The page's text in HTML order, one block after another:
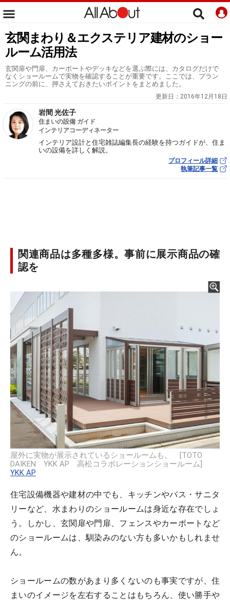
玄関まわり＆エクステリア建材のショー
ルーム活用法
玄関扉や門扉、カーポートやデッキなどを選ぶ際には、カタログだけで
なくショールームで実物を確認することが重要です。ここでは、プラン
ニングの前に、押さえておきたいポイントをまとめました。
更新日： 2016年12月18日
岩間 光佐子
住まいの設備 ガイド
インテリアコーディネーター
インテリア設計と住宅雑誌編集長の経験を持つガイドが、住ま
いの設備を詳しく解説。
プロフィール詳細
執筆記事一覧
関連商品は多種多様。事前に展示商品の確
認を
屋外に実物が展示されているショールームも。 [TOTO
DAIKEN YKK AP 高松コラボレーションショールーム]
YKK AP
住宅設備機器や建材の中でも、キッチンやバス・サニタ
リーなど、水まわりのショールームは身近な存在でしょ
う。しかし、玄関扉や門扉、フェンスやカーポートなど
のショールームは、馴染みのない方も多いかもしれませ
ん。
ショールームの数があまり多くないのも事実ですが、住
まいのイメージを左右することはもちろん、使い勝手や